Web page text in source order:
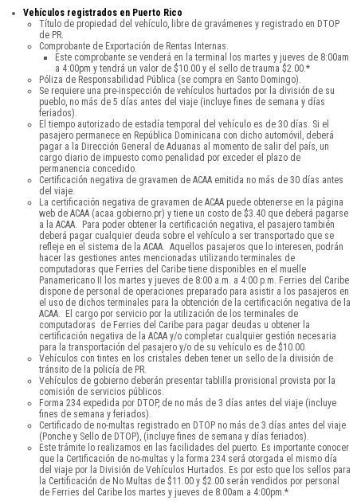
Vehículos registrados en Puerto Rico
Título de propiedad del vehículo, libre de gravámenes y registrado en DTOP
de PR.
Comprobante de Exportación de Rentas Internas.
Este comprobante se venderá en la terminal los martes y jueves de 8:00am
a 4:00pm y tendrá un valor de $10.00 y el sello de trauma $2.00.*
Póliza de Responsabilidad Pública (se compra en Santo Domingo).
Se requiere una pre-inspección de vehículos hurtados por la división de su
pueblo, no más de 5 días antes del viaje (incluye fines de semana y días
feriados).
El tiempo autorizado de estadía temporal del vehículo es de 30 días. Si el
pasajero permanece en República Dominicana con dicho automóvil, deberá
pagar a la Dirección General de Aduanas al momento de salir del país, un
cargo diario de impuesto como penalidad por exceder el plazo de
permanencia concedido.
Certificación negativa de gravamen de ACAA emitida no más de 30 días antes
del viaje.
La certificación negativa de gravamen de ACAA puede obtenerse en la página
web de ACAA (acaa.gobierno.pr) y tiene un costo de $3.40 que deberá pagarse
a la ACAA. Para poder obtener la certificación negativa, el pasajero también
deberá pagar cualquier deuda sobre el vehículo a ser transportado que se
refleje en el sistema de la ACAA. Aquellos pasajeros que lo interesen, podrán
hacer las gestiones antes mencionadas utilizando terminales de
computadoras que Ferries del Caribe tiene disponibles en el muelle
Panamericano II los martes y jueves de 8:00 a.m. a 4:00 p.m. Ferries del Caribe
dispone de personal de operaciones preparado para asistir a los pasajeros en
el uso de dichos terminales para la obtención de la certificación negativa de la
ACAA. El cargo por servicio por la utilización de los terminales de
computadoras de Ferries del Caribe para pagar deudas u obtener la
certificación negativa de la ACAA y/o completar cualquier gestión necesaria
para la transportación del pasajero y/o de su vehículo es de $10.00.
Vehículos con tintes en los cristales deben tener un sello de la división de
tránsito de la policía de PR.
Vehículos de gobierno deberán presentar tablilla provisional provista por la
comisión de servicios públicos.
Forma 234 expedida por DTOP, de no más de 3 días antes del viaje (incluye
fines de semana y feriados).
Certificado de no-multas registrado en DTOP no más de 3 días antes del viaje
(Ponche y Sello de DTOP), (incluye fines de semana y días feriados).
Este trámite lo realizamos en las facilidades del puerto. Es importante conocer
que la Certificación de no-multas y la forma 234 será otorgada el mismo día
del viaje por la División de Vehículos Hurtados. Es por esto que los sellos para
la Certificación de No Multas de $11.00 y $2.00 serán vendidos por personal
de Ferries del Caribe los martes y jueves de 8:00am a 4:00pm.*